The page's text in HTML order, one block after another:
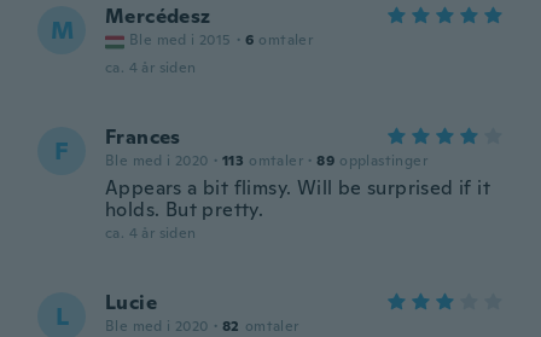
M Mercédesz
Ble med i 2015 · 6 omtaler
ca. 4 år siden
F Frances
Ble med i 2020 · 113 omtaler · 89 opplastinger
Appears a bit flimsy. Will be surprised if it
holds. But pretty.
ca. 4 år siden
L Lucie
Ble med i 2020 · 82 omtaler